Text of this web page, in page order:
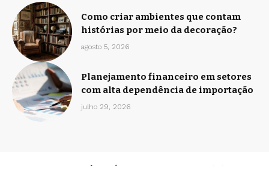
Como criar ambientes que contam
histórias por meio da decoração?
agosto 5, 2026
Planejamento financeiro em setores
com alta dependência de importação
julho 29, 2026
Sobre Nós